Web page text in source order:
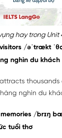
hay trong Unit
/əˈtrækt
nghìn du khách
thousands
nghìn du
/brɪŋ
tuổi thơ